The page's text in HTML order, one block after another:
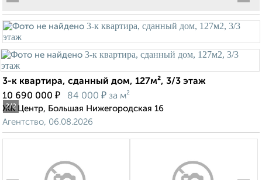
2/2
3-к квартира, сданный дом, 127м², 3/3 этаж
10 690 000 ₽ 84 000 ₽ за м²
ЖК Центр, Большая Нижегородская 16
Агентство, 06.08.2026